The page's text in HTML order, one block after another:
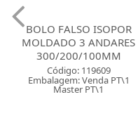
BASE BOLO FALSO
150MM QUADRADO
STYROFORM
Código: 119611
Embalagem: Venda PC\1
Master PC\1